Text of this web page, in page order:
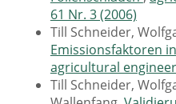
61 Nr. 3 (2006)
Till Schneider,
Emissionsfaktoren
agricultural
Till Schneider,